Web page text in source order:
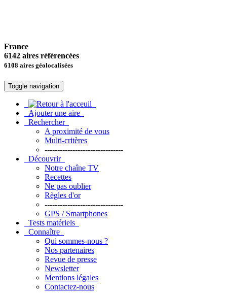
France
6142 aires référencées
6108 aires géolocalisées
Toggle navigation
Ajouter une aire
Rechercher
A proximité de vous
Multi-critères
-------------------------------
Découvrir
Notre chaîne TV
Recettes
Ne pas oublier
Règles d'or
-------------------------------
GPS / Smartphones
Tests matériels
Connaître
Qui sommes-nous ?
Nos partenaires
Revue de presse
Newsletter
Mentions légales
Contactez-nous